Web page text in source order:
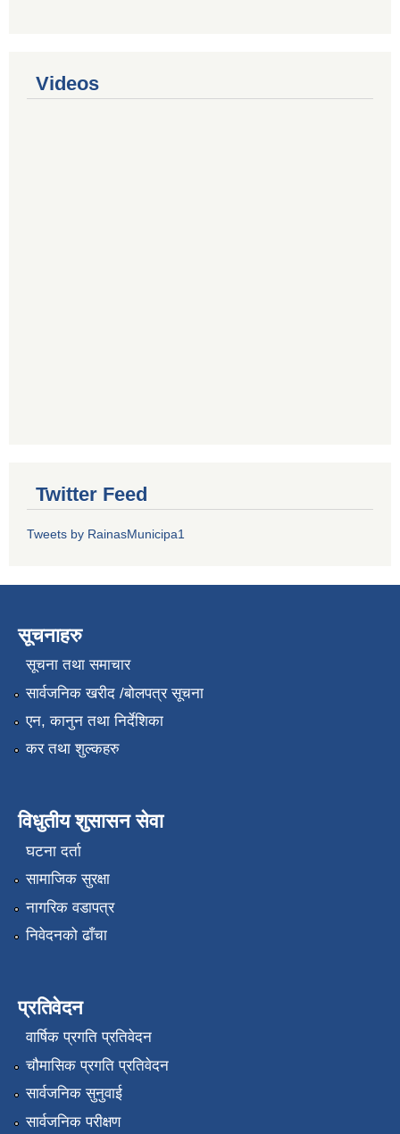
Videos
Twitter Feed
Tweets by RainasMunicipa1
सूचनाहरु
सूचना तथा समाचार
सार्वजनिक खरीद /बोलपत्र सूचना
एन, कानुन तथा निर्देशिका
कर तथा शुल्कहरु
विधुतीय शुसासन सेवा
घटना दर्ता
सामाजिक सुरक्षा
नागरिक वडापत्र
निवेदनको ढाँचा
प्रतिवेदन
वार्षिक प्रगति प्रतिवेदन
चौमासिक प्रगति प्रतिवेदन
सार्वजनिक सुनुवाई
सार्वजनिक परीक्षण